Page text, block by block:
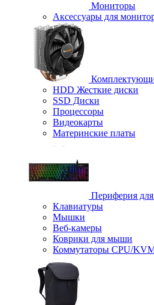
Мониторы
Аксессуары для
HDD Жесткие диски
SSD Диски
Процессоры
Видеокарты
Материнские платы
Периферия
Клавиатуры
Мышки
Веб-камеры
Коврики для мыши
Коммутаторы CPU/